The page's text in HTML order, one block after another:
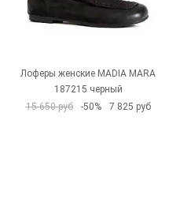
Лоферы женские MADIA MARA
187215 черный
15 650 руб
-50% 7 825 руб